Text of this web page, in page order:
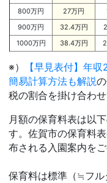
800万円
27万円
900万円
32.4万円
1000万円
38.4万円
※）
【早見表付】年
簡易計算方法も解説
税の割合を掛け合わ
月額の保育料表は以
す。佐賀市の保育料
布される入園案内をご
保育料は標準（≒フ